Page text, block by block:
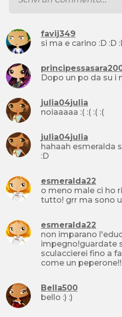
favij349
julia04julia
noiaaaaa :( :( :( :(
julia04julia
hahaah esmeralda sei
:D
esmeralda22
o meno male ci ho
tutto! grr ma
esmeralda22
non imparano
impegno!guardate
sculaccierei fino a
come un
Bella500
bello :) :)